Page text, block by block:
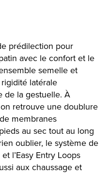
prédilection pour
avec le confort et le
semelle et
latérale
de la gestuelle. À
retrouve une doublure
membranes
au sec tout au long
oublier, le système de
l’Easy Entry Loops
aux chaussage et